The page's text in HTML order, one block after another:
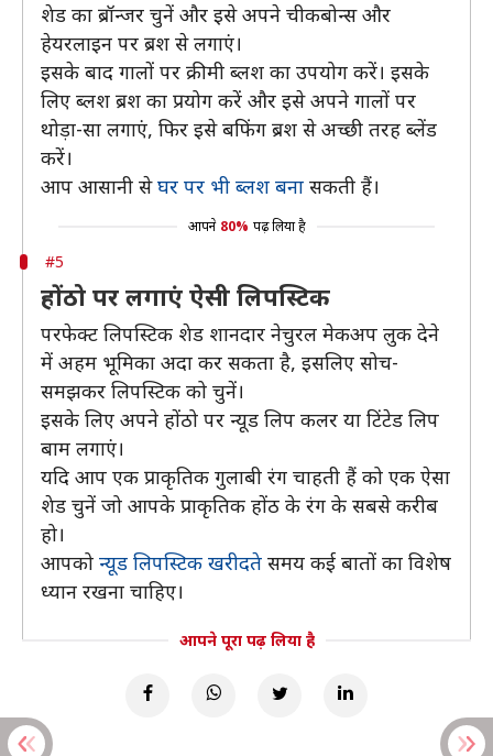
शेड का ब्रॉन्जर चुनें और इसे अपने चीकबोन्स और
हेयरलाइन पर ब्रश से लगाएं।
इसके बाद गालों पर क्रीमी ब्लश का उपयोग करें। इसके
लिए ब्लश ब्रश का प्रयोग करें और इसे अपने गालों पर
थोड़ा-सा लगाएं, फिर इसे बफिंग ब्रश से अच्छी तरह ब्लेंड
करें।
आप आसानी सेघर पर भी ब्लश बना सकती हैं।
आपने 80% पढ़ लिया है
#5
होंठो पर लगाएं ऐसी लिपस्टिक
परफेक्ट लिपस्टिक शेड शानदार नेचुरल मेकअप लुक देने
में अहम भूमिका अदा कर सकता है, इसलिए सोच-
समझकर लिपस्टिक को चुनें।
इसके लिए अपने होंठो पर न्यूड लिप कलर या टिंटेड लिप
बाम लगाएं।
यदि आप एक प्राकृतिक गुलाबी रंग चाहती हैं को एक ऐसा
शेड चुनें जो आपके प्राकृतिक होंठ के रंग के सबसे करीब
हो।
आपको न्यूड लिपस्टिक खरीदते समय कई बातों का विशेष
ध्यान रखना चाहिए।
आपने पूरा पढ़ लिया है